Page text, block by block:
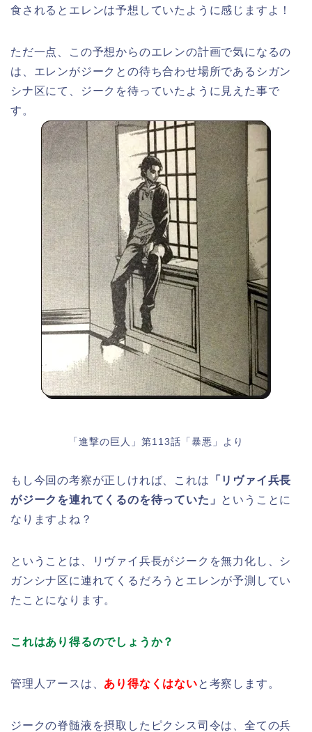
食されるとエレンは予想していたように感じますよ！
ただ一点、この予想からのエレンの計画で気になるの
は、エレンがジークとの待ち合わせ場所であるシガン
シナ区にて、ジークを待っていたように見えた事で
す。
「進撃の巨人」第113話「暴悪」より
もし今回の考察が正しければ、これは 「リヴァイ兵長
がジークを連れてくるのを待っていた」 ということに
なりますよね？
ということは、リヴァイ兵長がジークを無力化し、シ
ガンシナ区に連れてくるだろうとエレンが予測してい
たことになります。
これはあり得るのでしょうか？
管理人アースは、 あり得なくはないと考察します。
ジークの脊髄液を摂取したピクシス司令は、全ての兵